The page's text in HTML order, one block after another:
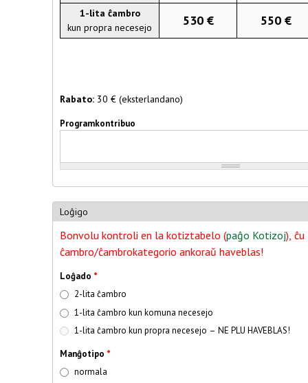
1-lita ĉambro
kun propra necesejo
530 € 550 €
Rabato: 30 € (eksterlandano)
Programkontribuo
Loĝigo
Bonvolu kontroli en la kotiztabelo (paĝo Kotizoj),
ĉambro/ĉambrokategorio ankoraŭ haveblas!
Loĝado *
2-lita ĉambro
1-lita ĉambro kun komuna necesejo
1-lita ĉambro kun propra necesejo – NE PLU HAVEBLAS!
Manĝotipo *
normala